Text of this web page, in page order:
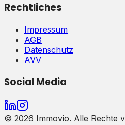
Rechtliches
Impressum
AGB
Datenschutz
AVV
Social Media
© 2026 Immovio. Alle Rechte